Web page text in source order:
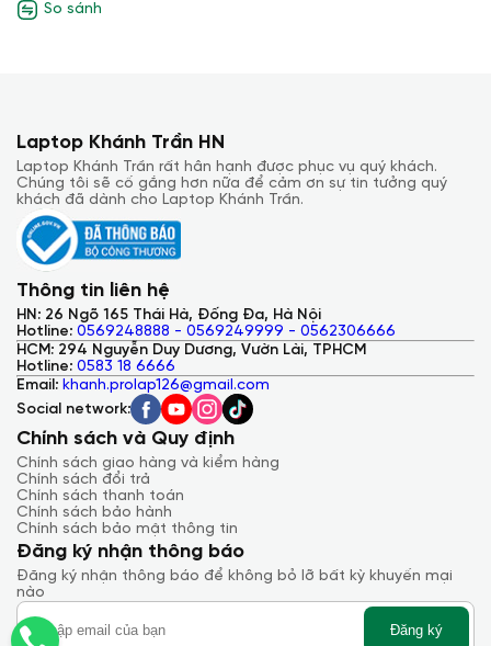
So sánh
Laptop Khánh Trần HN
Laptop Khánh Trần rất hân hạnh được phục vụ quý khách.
Chúng tôi sẽ cố gắng hơn nữa để cảm ơn sự tin tưởng quý
khách đã dành cho Laptop Khánh Trần.
Thông tin liên hệ
HN: 26 Ngõ 165 Thái Hà, Đống Đa, Hà Nội
Hotline: 0569248888 - 0569249999 - 0562306666
HCM: 294 Nguyễn Duy Dương, Vườn Lài, TPHCM
Hotline: 0583 18 6666
Email: khanh.prolap126@gmail.com
Social network:
Chính sách và Quy định
Chính sách giao hàng và kiểm hàng
Chính sách đổi trả
Chính sách thanh toán
Chính sách bảo hành
Chính sách bảo mật thông tin
Đăng ký nhận thông báo
Đăng ký nhận thông báo để không bỏ lỡ bất kỳ khuyến mại
nào
Đăng ký